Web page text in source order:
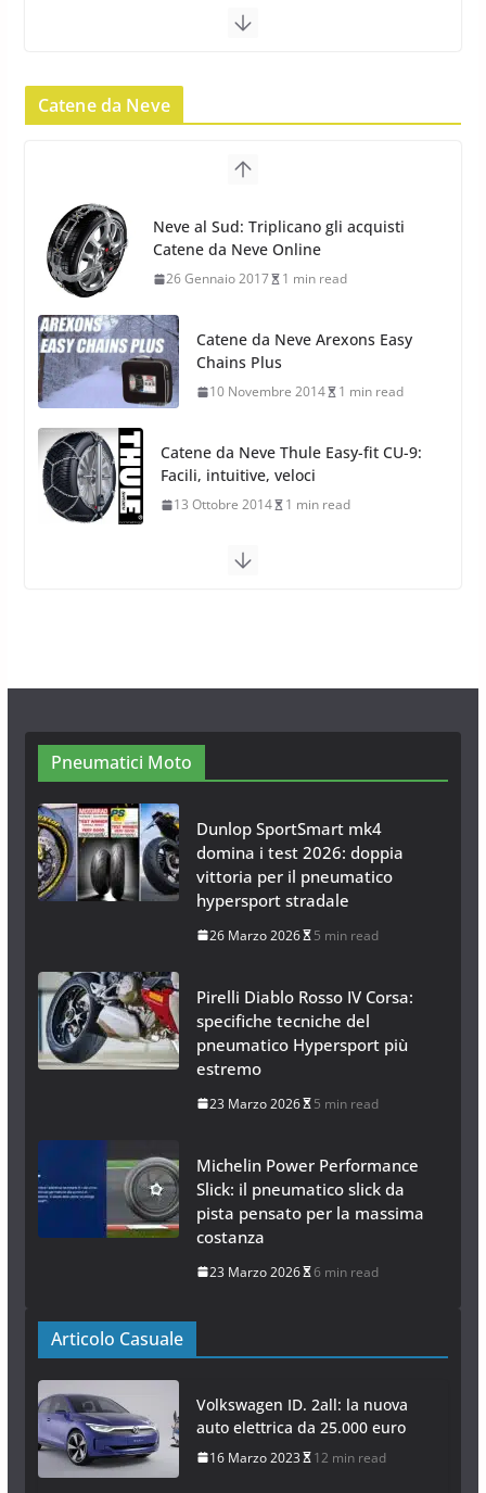
23 Aprile 2013
Yokohama Geolandar G073: nuovi
22 Novembre 2012
Pirelli Scorpion Winter 2: Nuovi
Pneumatici Invernali SUV 2022
Catene da Neve
Neve al Sud: Triplicano gli acquisti
Catene da Neve Online
26 Gennaio 2017 1 min read
Catene da Neve Arexons Easy
Chains Plus
10 Novembre 2014 1 min read
Catene da Neve Thule Easy-fit CU-9:
Facili, intuitive, veloci
13 Ottobre 2014 1 min read
Calze da Neve Arexocks by
Pneumatici Moto
Dunlop SportSmart mk4
domina i test 2026: doppia
vittoria per il pneumatico
hypersport stradale
26 Marzo 2026 5 min read
Pirelli Diablo Rosso IV Corsa:
specifiche tecniche del
pneumatico Hypersport più
estremo
23 Marzo 2026 5 min read
Michelin Power Performance
Slick: il pneumatico slick da
pista pensato per la massima
costanza
23 Marzo 2026 6 min read
Articolo Casuale
Volkswagen ID. 2all: la nuova
auto elettrica da 25.000 euro
16 Marzo 2023 12 min read